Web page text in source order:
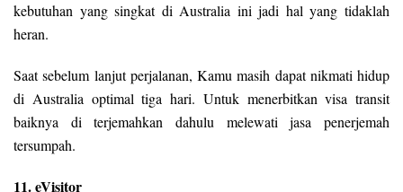
kebutuhan yang singkat di Australia ini jadi hal yang tidaklah
heran.
Saat sebelum lanjut perjalanan, Kamu masih dapat nikmati hidup
di Australia optimal tiga hari. Untuk menerbitkan visa transit
baiknya di terjemahkan dahulu melewati jasa penerjemah
tersumpah.
11. eVisitor